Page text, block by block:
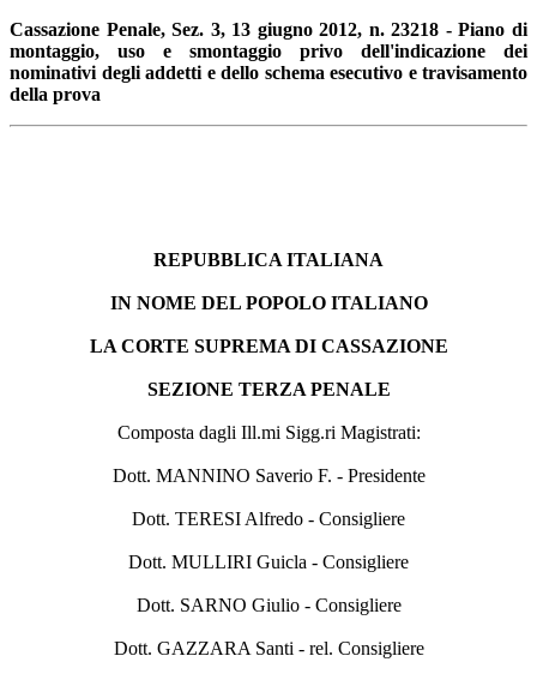
Cassazione Penale, Sez. 3, 13 giugno 2012, n. 23218 - Piano di
montaggio, uso e smontaggio privo dell'indicazione dei
nominativi degli addetti e dello schema esecutivo e travisamento
della prova
REPUBBLICA ITALIANA
IN NOME DEL POPOLO ITALIANO
LA CORTE SUPREMA DI CASSAZIONE
SEZIONE TERZA PENALE
Composta dagli Ill.mi Sigg.ri Magistrati:
Dott. MANNINO Saverio F. - Presidente
Dott. TERESI Alfredo - Consigliere
Dott. MULLIRI Guicla - Consigliere
Dott. SARNO Giulio - Consigliere
Dott. GAZZARA Santi - rel. Consigliere